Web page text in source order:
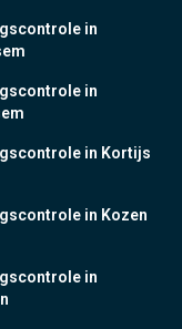
in
in
in Kortijs
in Kozen
in